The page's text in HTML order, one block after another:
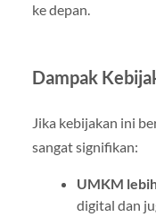
ke depan.
Dampak
Jika kebijakan ini
sangat signifikan:
UMKM
digital dan